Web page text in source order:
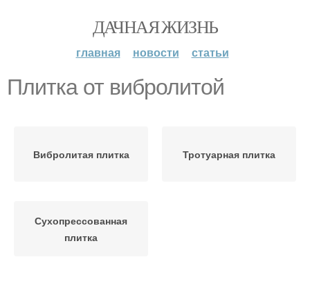
ДАЧНАЯ ЖИЗНЬ
главная новости статьи
Плитка от вибролитой
Вибролитая плитка Тротуарная плитка
Сухопрессованная
плитка